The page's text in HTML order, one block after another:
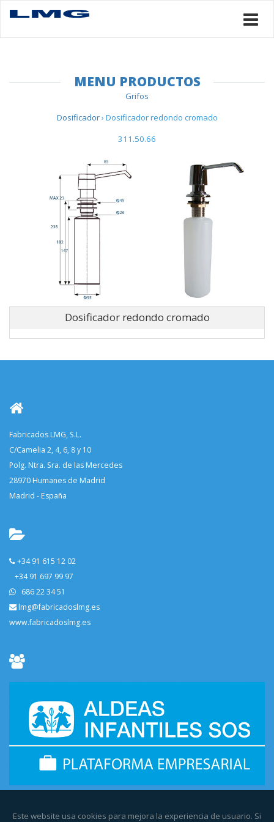
MENU PRODUCTOS
Grifos
Dosificador› Dosificador redondo cromado
311.50.66
Dosificador redondo cromado
Fabricados LMG, S.L.
C/Camelia 2, 4, 6, 8 y 10
Polg. Ntra. Sra. de las Mercedes
28970 Humanes de Madrid
Madrid - España
+34 91 615 12 02
+34 91 697 99 97
686 22 34 51
lmg@fabricadoslmg.es
www.fabricadoslmg.es
Este website usa cookies para mejora la experiencia de usuario. Si